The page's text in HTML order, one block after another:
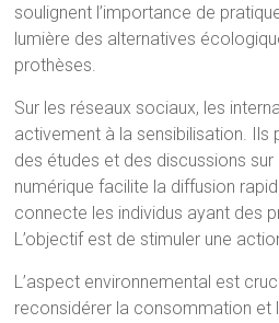
soulignent l’importance de
lumière des alternatives
prothèses.
Sur les réseaux sociaux, les
activement à la sensibilisation. Ils
des études et des discussions sur
numérique facilite la diffusion
connecte les individus ayant des
L’objectif est de stimuler une
L’aspect environnemental est
reconsidérer la consommation et